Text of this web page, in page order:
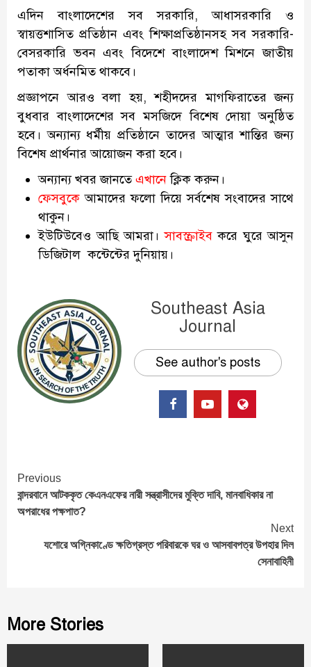
এদিন বাংলাদেশের সব সরকারি, আধাসরকারি ও
স্বায়ত্তশাসিত প্রতিষ্ঠান এবং শিক্ষাপ্রতিষ্ঠানসহ সব সরকারি-
বেসরকারি ভবন এবং বিদেশে বাংলাদেশ মিশনে জাতীয়
পতাকা অর্ধনমিত থাকবে।
প্রজ্ঞাপনে আরও বলা হয়, শহীদদের মাগফিরাতের জন্য
বুধবার বাংলাদেশের সব মসজিদে বিশেষ দোয়া অনুষ্ঠিত
হবে। অন্যান্য ধর্মীয় প্রতিষ্ঠানে তাদের আত্মার শান্তির জন্য
বিশেষ প্রার্থনার আয়োজন করা হবে।
অন্যান্য খবর জানতে এখানে ক্লিক করুন।
ফেসবুকে আমাদের ফলো দিয়ে সর্বশেষ সংবাদের সাথে
থাকুন।
ইউটিউবেও আছি আমরা। সাবস্ক্রাইব করে ঘুরে আসুন
ডিজিটাল কন্টেন্টের দুনিয়ায়।
Southeast Asia
Journal
See author's posts
Continue
Reading
Previous
বান্দরবানে আটককৃত কেএনএফের নারী সন্ত্রাসীদের মুক্তি দাবি, মানবাধিকার না
অপরাধের পক্ষপাত?
Next
যশোরে অগ্নিকাণ্ডে ক্ষতিগ্রস্ত পরিবারকে ঘর ও আসবাবপত্র উপহার দিল
সেনাবাহিনী
More Stories